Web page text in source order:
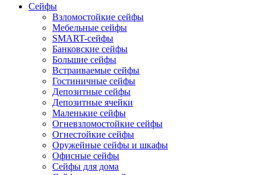
Сейфы
Взломостойкие сейфы
Мебельные сейфы
SMART-сейфы
Банковские сейфы
Большие сейфы
Встраиваемые сейфы
Гостиничные сейфы
Депозитные сейфы
Депозитные ячейки
Маленькие сейфы
Огневзломостойкие сейфы
Огнестойкие сейфы
Оружейные сейфы и шкафы
Офисные сейфы
Сейфы для дома